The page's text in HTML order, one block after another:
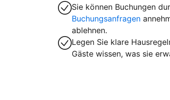
Sie können Buchungen
Buchungsanfragen
ablehnen.
Legen Sie klare
Gäste wissen, was sie